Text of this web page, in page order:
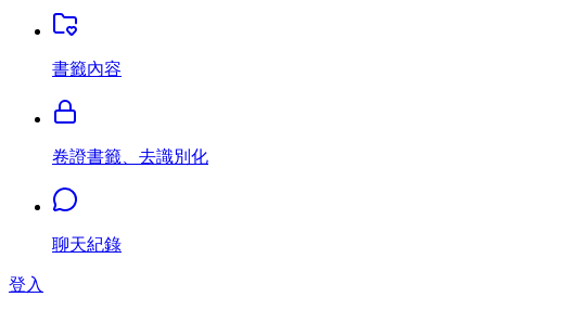
書籤內容
卷證書籤、去識別化
聊天紀錄
登入